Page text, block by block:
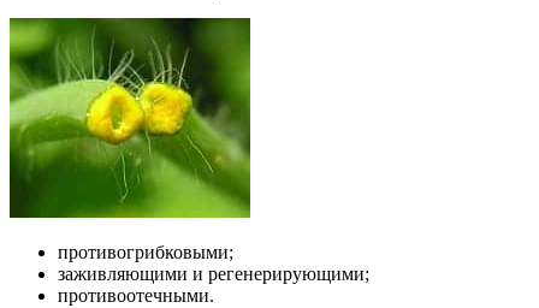
противогрибковыми;
заживляющими и регенерирующими;
противоотечными.